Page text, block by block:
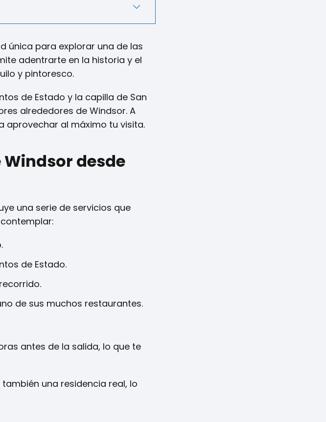
única para explorar una de las
adentrarte en la historia y el
y pintoresco.
de Estado y la capilla de San
alrededores de Windsor. A
aprovechar al máximo tu visita.
desde
una serie de servicios que
de Estado.
de sus muchos restaurantes.
antes de la salida, lo que te
una residencia real, lo